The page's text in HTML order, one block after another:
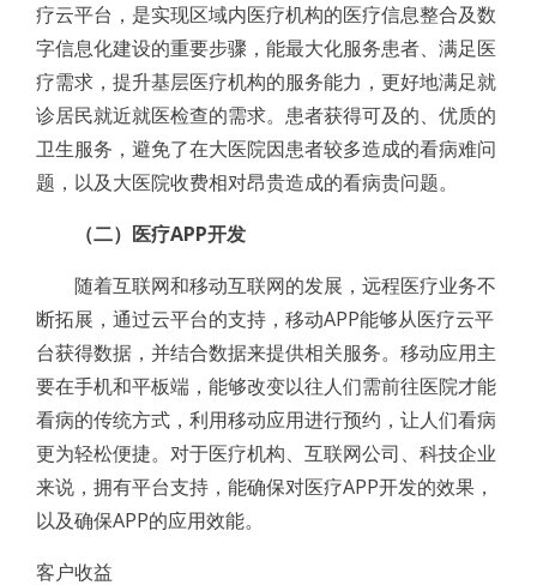
疗云平台，是实现区域内医疗机构的医疗信息整合及数
字信息化建设的重要步骤，能最大化服务患者、满足医
疗需求，提升基层医疗机构的服务能力，更好地满足就
诊居民就近就医检查的需求。患者获得可及的、优质的
卫生服务，避免了在大医院因患者较多造成的看病难问
题，以及大医院收费相对昂贵造成的看病贵问题。
（二）医疗APP开发
随着互联网和移动互联网的发展，远程医疗业务不
断拓展，通过云平台的支持，移动APP能够从医疗云平
台获得数据，并结合数据来提供相关服务。移动应用主
要在手机和平板端，能够改变以往人们需前往医院才能
看病的传统方式，利用移动应用进行预约，让人们看病
更为轻松便捷。对于医疗机构、互联网公司、科技企业
来说，拥有平台支持，能确保对医疗APP开发的效果，
以及确保APP的应用效能。
客户收益